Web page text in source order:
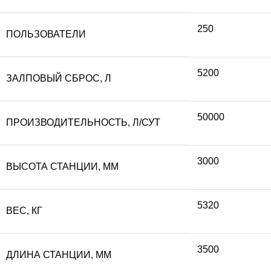
830 ₽.
ПОЛЬЗОВАТЕЛИ
250
ЗАЛПОВЫЙ СБРОС, Л
5200
ПРОИЗВОДИТЕЛЬНОСТЬ, Л/СУТ
50000
ВЫСОТА СТАНЦИИ, ММ
3000
ВЕС, КГ
5320
ДЛИНА СТАНЦИИ, ММ
3500